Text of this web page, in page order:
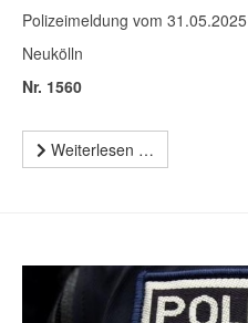
Polizeimeldung vom 31.05.2025
Neukölln
Nr. 1560
Weiterlesen …